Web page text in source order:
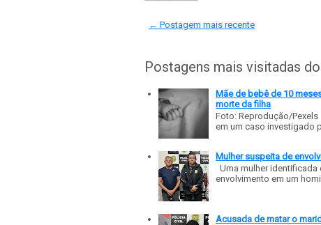
← Postagem mais recente
Postagens mais visitadas
Mãe de bebê de 10
morte da filha
Foto: Reprodução/
em um caso investigado
Mulher suspeita de
Uma mulher
envolvimento em um
Acusada de matar o